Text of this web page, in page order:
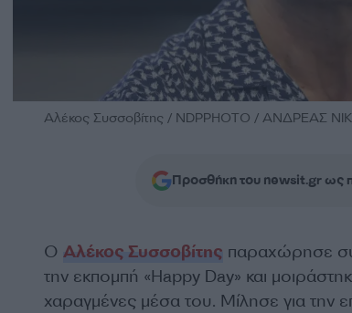
Αλέκος Συσσοβίτης / NDPPHOTO / ΑΝΔΡΕΑΣ
Προσθήκη του newsit.gr ως
Ο Αλέκος Συσσοβίτης παραχώρησε
την εκπομπή «Happy Day» και
χαραγμένες μέσα του. Μίλησε για την